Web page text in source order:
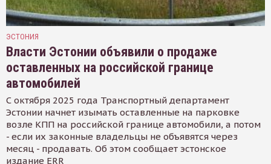
ЭСТОНИЯ
Власти Эстонии объявили о продаже
оставленных на российской границе
автомобилей
С октября 2025 года Транспортный департамент
Эстонии начнет изымать оставленные на парковке
возле КПП на российской границе автомобили, а потом
- если их законные владельцы не объявятся через
месяц - продавать. Об этом сообщает эстонское
издание ERR